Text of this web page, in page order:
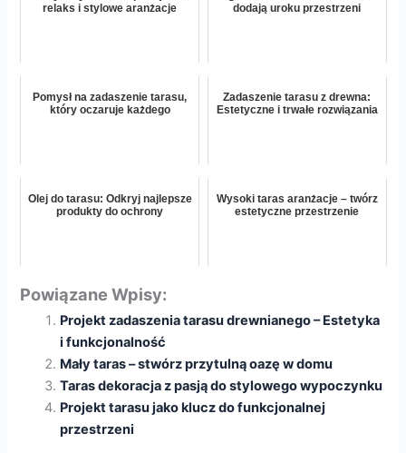
relaks i stylowe aranżacje
dodają uroku przestrzeni
Pomysł na zadaszenie tarasu,
który oczaruje każdego
Zadaszenie tarasu z drewna:
Estetyczne i trwałe rozwiązania
Olej do tarasu: Odkryj najlepsze
produkty do ochrony
Wysoki taras aranżacje – twórz
estetyczne przestrzenie
Powiązane Wpisy:
Projekt zadaszenia tarasu drewnianego – Estetyka
i funkcjonalność
Mały taras – stwórz przytulną oazę w domu
Taras dekoracja z pasją do stylowego wypoczynku
Projekt tarasu jako klucz do funkcjonalnej
przestrzeni